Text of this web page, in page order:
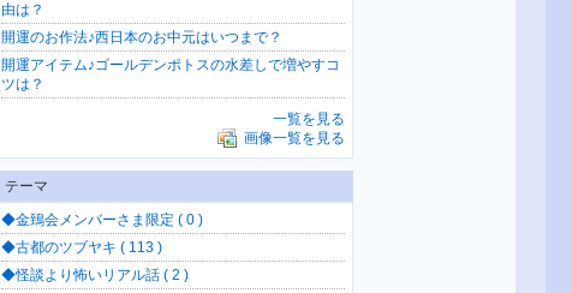
由は？
開運のお作法♪西日本のお中元はいつまで？
開運アイテム♪ゴールデンポトスの水差しで増やすコ
ツは？
一覧を見る
画像一覧を見る
テーマ
◆金鵄会メンバーさま限定 ( 0 )
◆古都のツブヤキ ( 113 )
◆怪談より怖いリアル話 ( 2 )